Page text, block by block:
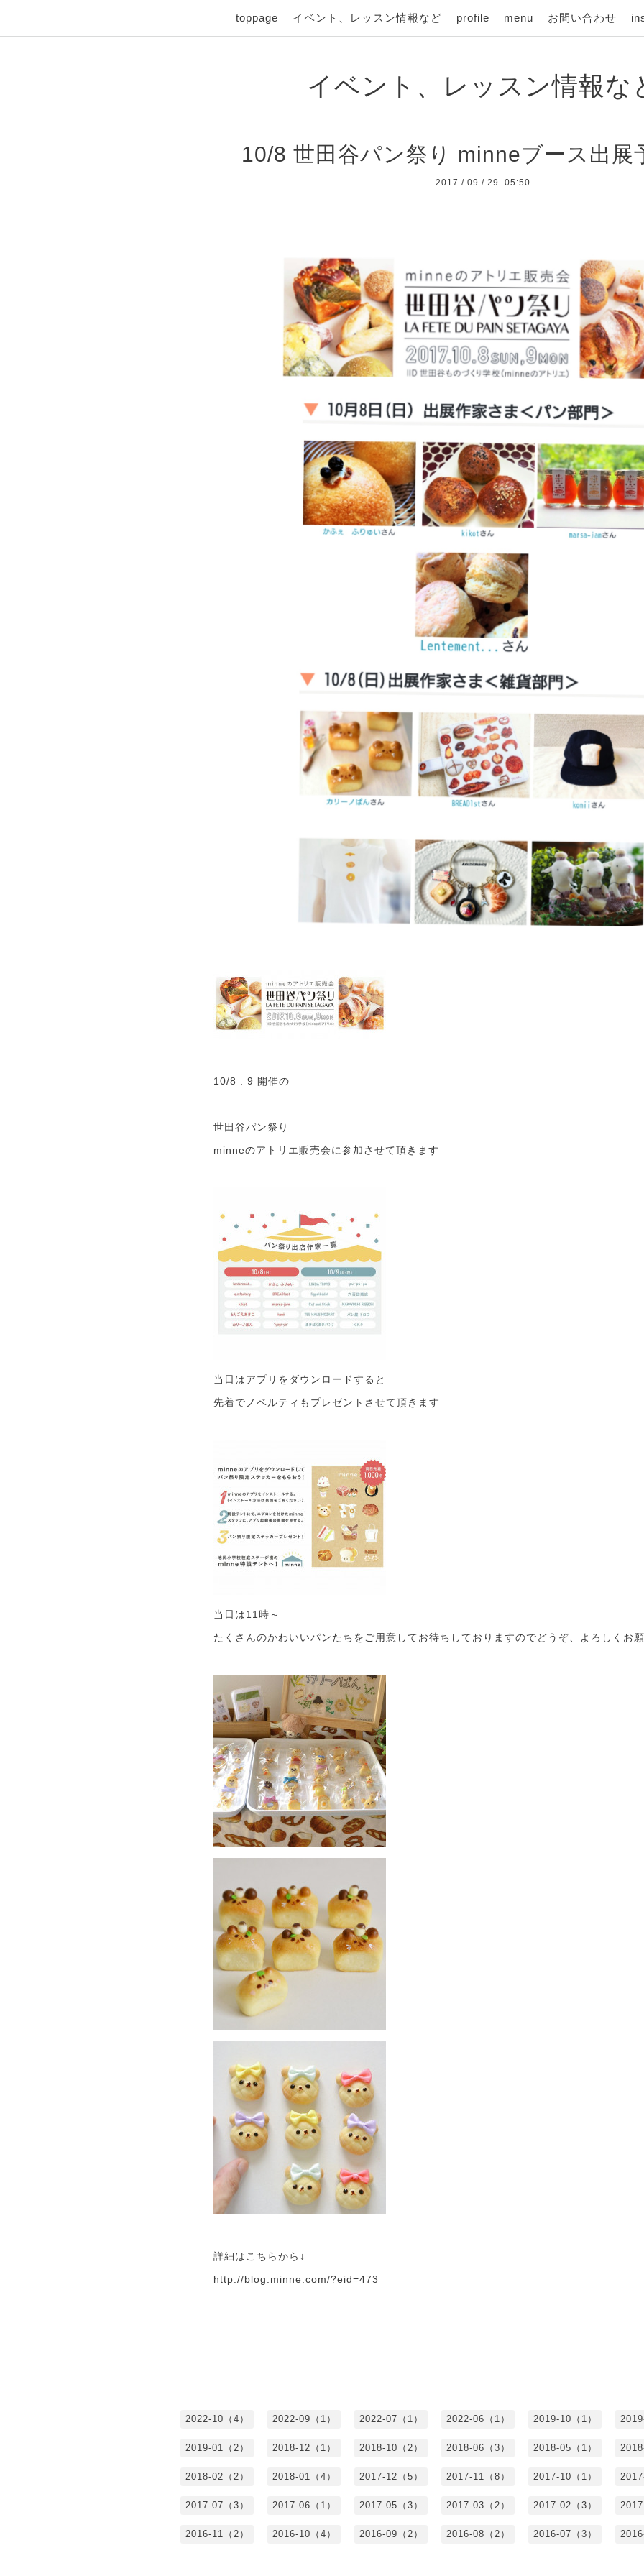
toppage イベント、レッスン情報など profile menu お問い合わせ
イベント、レッスン情報な
10/8 世田谷パン祭り minneブース出展
2017 / 09 / 29 05:50
10/8 . 9 開催の
世田谷パン祭り
minneのアトリエ販売会に参加させて頂きます
当日はアプリをダウンロードすると
先着でノベルティもプレゼントさせて頂きます
当日は11時～
たくさんのかわいいパンたちをご用意してお待ちしておりますのでどうぞ、よろしくお
詳細はこちらから↓
http://blog.minne.com/?eid=473
2022-10（4） 2022-09（1） 2022-07（1） 2022-06（1） 2019-10（1）
2019-01（2） 2018-12（1） 2018-10（2） 2018-06（3） 2018-05（1）
2018-02（2） 2018-01（4） 2017-12（5） 2017-11（8） 2017-10（1）
2017-07（3） 2017-06（1） 2017-05（3） 2017-03（2） 2017-02（3）
2016-11（2） 2016-10（4） 2016-09（2） 2016-08（2） 2016-07（3）